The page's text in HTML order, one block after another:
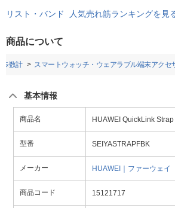
リスト・バンド 人気売れ筋ランキングを見
商品について
歩数計 スマートウォッチ・ウェアラブル端末アクセ
基本情報
商品名 HUAWEI QuickLink
型番 SEIYASTRAPFBK
メーカー HUAWEI｜ファーウェイ
商品コード 15121717